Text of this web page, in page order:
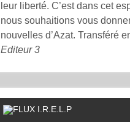
leur liberté. C’est dans cet
nous souhaitions vous
nouvelles d’Azat. Transféré
Editeur 3
I.R.E.L.P